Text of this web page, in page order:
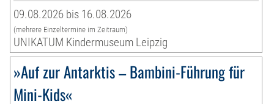
09.08.2026 bis 16.08.2026
(mehrere Einzeltermine im Zeitraum)
UNIKATUM Kindermuseum Leipzig
»Auf zur Antarktis – Bambini-Führung für
Mini-Kids«